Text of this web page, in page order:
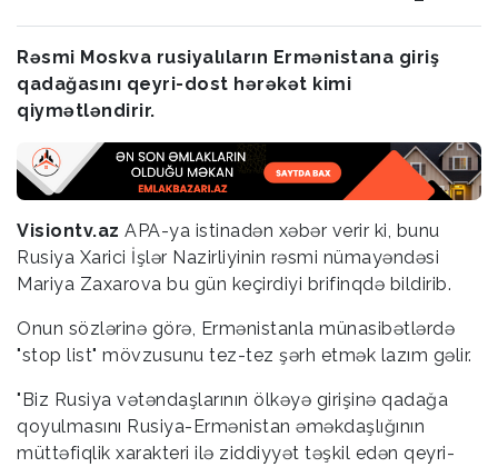
Rəsmi Moskva rusiyalıların Ermənistana giriş
qadağasını qeyri-dost hərəkət kimi
qiymətləndirir.
Visiontv.az APA-ya istinadən xəbər verir ki, bunu
Rusiya Xarici İşlər Nazirliyinin rəsmi nümayəndəsi
Mariya Zaxarova bu gün keçirdiyi brifinqdə bildirib.
Onun sözlərinə görə, Ermənistanla münasibətlərdə
"stop list" mövzusunu tez-tez şərh etmək lazım gəlir.
"Biz Rusiya vətəndaşlarının ölkəyə girişinə qadağa
qoyulmasını Rusiya-Ermənistan əməkdaşlığının
müttəfiqlik xarakteri ilə ziddiyyət təşkil edən qeyri-